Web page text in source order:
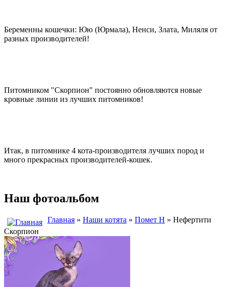
Беременны кошечки: Юю (Юрмала), Ненси, Злата, Миляля от
разных производителей!
Питомником "Скорпион" постоянно обновляются новые
кровные линии из лучших питомников!
Итак, в питомнике 4 кота-производителя лучших пород и
много прекрасных производителей-кошек.
Наш фотоальбом
Главная » Наши котята » Помет Н » Нефертити
Скорпион